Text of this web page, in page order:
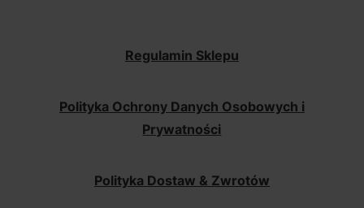
Regulamin Sklepu
Polityka Ochrony Danych Osobowych i
Prywatności
Polityka Dostaw & Zwrotów